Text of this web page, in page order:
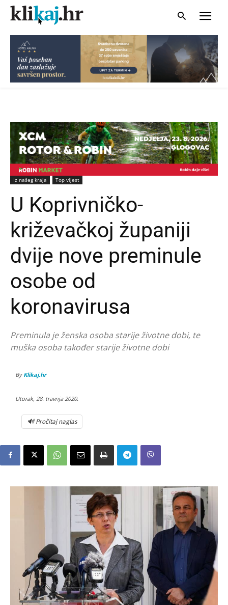
Iz našeg kraja Top vijest
U Koprivničko-
križevačkoj županiji
dvije nove preminule
osobe od
koronavirusa
Preminula je ženska osoba starije životne dobi, te
muška osoba također starije životne dobi
By Klikaj.hr
Utorak, 28. travnja 2020.
🔊 Pročitaj naglas